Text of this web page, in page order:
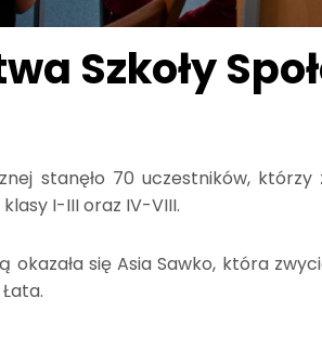
Szkoły
stanęło 70 uczestników,
I-III oraz IV-VIII.
się Asia Sawko, która